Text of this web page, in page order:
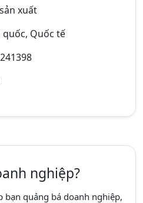
xuất
quốc, Quốc tế
nghiệp?
bạn quảng bá doanh nghiệp,